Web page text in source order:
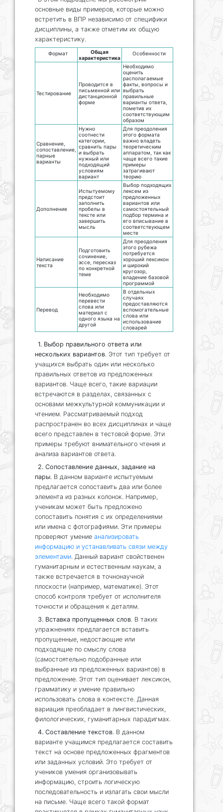
основные виды примеров, которые можно
встретить в ВПР независимо от специфики
дисциплины, а также отметим их общую
характеристику.
Формат
Общая
характеристика
Особенности
Тестирование
Проводится в
письменной или
дистанционной
форме
Необходимо
оценить
располагаемые
факты, вопросы и
выбрать
правильные
варианты ответа,
пометив их
соответствующим
образом
Сравнение,
сопоставление,
парные
варианты
Нужно
соотнести
категории,
сравнить пары
и выбрать
нужный или
подходящий
условиям
вариант
Для преодоления
этого формата
важно владеть
теоретическим
аппаратом, так как
чаще всего такие
примеры
затрагивают
теорию
Дополнение
Испытуемому
предстоит
заполнить
пробелы в
тексте или
завершить
мысль
Выбор подходящих
лексем из
предложенных
вариантов или
самостоятельный
подбор термина и
его вписывание в
соответствующем
месте
Написание
текста
Подготовить
сочинение,
эссе, пересказ
по конкретной
теме
Для преодоления
этого рубежа
потребуется
хороший лексикон
и широкий
кругозор,
владение базовой
программой
Перевод
Необходимо
перевести
слова или
материал с
одного языка на
другой
В отдельных
случаях
предоставляются
вспомогательные
слова или
использование
словарей
1. Выбор правильного ответа или
нескольких вариантов . Этот тип требует от
учащихся выбрать один или несколько
правильных ответов из предложенных
вариантов. Чаще всего, такие вариации
встречаются в разделах, связанных с
основами межкультурной коммуникации и
чтением. Рассматриваемый подход
распространен во всех дисциплинах и чаще
всего представлен в тестовой форме. Эти
примеры требуют внимательного чтения и
анализа вариантов ответа.
2. Сопоставление данных, задание на
пары . В данном варианте испытуемым
предлагается сопоставить два или более
элемента из разных колонок. Например,
ученикам может быть предложено
сопоставить понятия с их определениями
или имена с фотографиями. Эти примеры
проверяют умение анализировать
информацию и устанавливать связи между
элементами . Данный вариант свойственен
гуманитарным и естественным наукам, а
также встречается в точнонаучной
плоскости (например, математике). Этот
способ контроля требует от исполнителя
точности и обращения к деталям.
3. Вставка пропущенных слов . В таких
упражнениях предлагается вставить
пропущенные, недостающие или
подходящие по смыслу слова
(самостоятельно подобранные или
выбранные из предложенных вариантов) в
предложение. Этот тип оценивает лексикон,
грамматику и умение правильно
использовать слова в контексте. Данная
вариация преобладает в лингвистических,
филологических, гуманитарных парадигмах.
4. Составление текстов . В данном
варианте учащимся предлагается составить
текст на основе предложенных фрагментов
или заданных условий. Это требует от
учеников умения организовывать
информацию, строить логическую
последовательность и излагать свои мысли
на письме. Чаще всего такой формат